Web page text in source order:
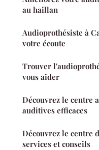
au haillan
Audioprothésiste à
votre écoute
Trouver
vous aider
Découvrez le centre
auditives efficaces
Découvrez le centre
services et conseils